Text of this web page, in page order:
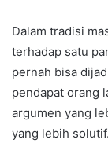
Dalam tradisi
terhadap satu
pernah bisa
pendapat orang
argumen yang
yang lebih solutif.